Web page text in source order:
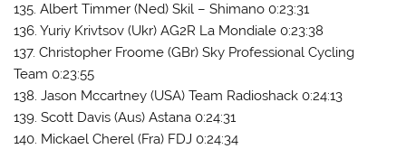
135. Albert Timmer (Ned) Skil – Shimano 0:23:31
136. Yuriy Krivtsov (Ukr) AG2R La Mondiale 0:23:38
137. Christopher Froome (GBr) Sky Professional Cycling
Team 0:23:55
138. Jason Mccartney (USA) Team Radioshack 0:24:13
139. Scott Davis (Aus) Astana 0:24:31
140. Mickael Cherel (Fra) FDJ 0:24:34